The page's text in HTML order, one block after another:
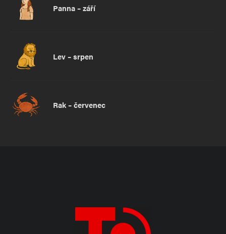
Panna – září
Lev – srpen
Rak – červenec